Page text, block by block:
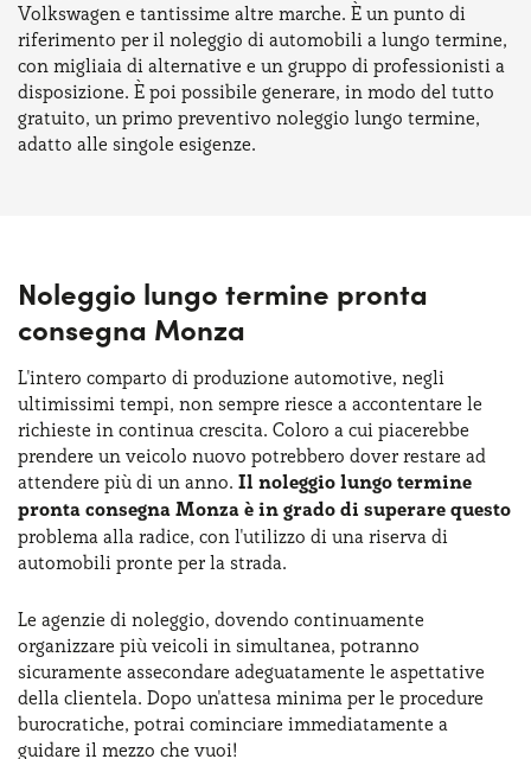
Volkswagen e tantissime altre marche. È un punto di
riferimento per il noleggio di automobili a lungo termine,
con migliaia di alternative e un gruppo di professionisti a
disposizione. È poi possibile generare, in modo del tutto
gratuito, un primo preventivo noleggio lungo termine,
adatto alle singole esigenze.
Noleggio lungo termine pronta
consegna Monza
L'intero comparto di produzione automotive, negli
ultimissimi tempi, non sempre riesce a accontentare le
richieste in continua crescita. Coloro a cui piacerebbe
prendere un veicolo nuovo potrebbero dover restare ad
attendere più di un anno. Il noleggio lungo termine
pronta consegna Monza è in grado di superare questo
problema alla radice, con l'utilizzo di una riserva di
automobili pronte per la strada.
Le agenzie di noleggio, dovendo continuamente
organizzare più veicoli in simultanea, potranno
sicuramente assecondare adeguatamente le aspettative
della clientela. Dopo un'attesa minima per le procedure
burocratiche, potrai cominciare immediatamente a
guidare il mezzo che vuoi!